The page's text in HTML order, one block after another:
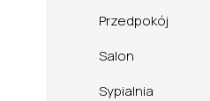
Przedpokój
Salon
Sypialnia